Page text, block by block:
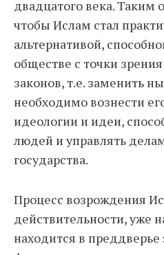
двадцатого века. Таким
чтобы Ислам стал
альтернативой,
обществе с точки
законов, т.е. заменить
необходимо вознести
идеологии и идеи,
людей и управлять
государства.
Процесс возрождения
действительности, уже
находится в